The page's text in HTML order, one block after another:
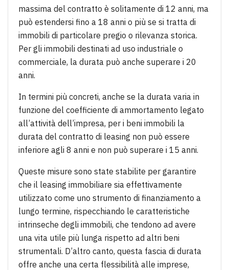
massima del contratto è solitamente di 12 anni, ma
può estendersi fino a 18 anni o più se si tratta di
immobili di particolare pregio o rilevanza storica.
Per gli immobili destinati ad uso industriale o
commerciale, la durata può anche superare i 20
anni.
In termini più concreti, anche se la durata varia in
funzione del coefficiente di ammortamento legato
all’attività dell’impresa, per i beni immobili la
durata del contratto di leasing non può essere
inferiore agli 8 anni e non può superare i 15 anni.
Queste misure sono state stabilite per garantire
che il leasing immobiliare sia effettivamente
utilizzato come uno strumento di finanziamento a
lungo termine, rispecchiando le caratteristiche
intrinseche degli immobili, che tendono ad avere
una vita utile più lunga rispetto ad altri beni
strumentali. D’altro canto, questa fascia di durata
offre anche una certa flessibilità alle imprese,